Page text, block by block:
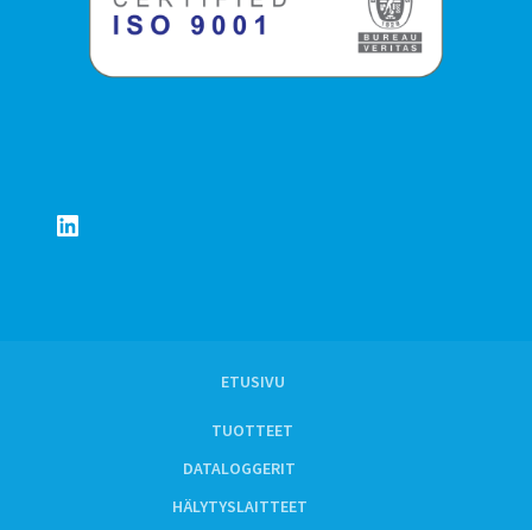
LinkedIn
ETUSIVU
TUOTTEET
DATALOGGERIT
HÄLYTYSLAITTEET